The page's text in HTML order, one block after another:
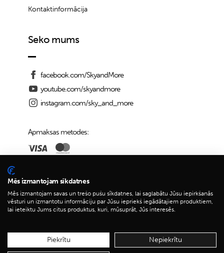
Kontaktinformācija
Seko mums
facebook.com/SkyandMore
youtube.com/skyandmore
instagram.com/sky_and_more
Apmaksas metodes:
Piegādes iespējas:
Mēs izmantojam sīkdatnes
Mēs izmantojam savas un trešo pušu sīkdatnes, lai saglabātu Jūsu iepirkšanās
vēsturi un izmantotu informāciju par Jūsu iepriekš iegādātajiem produktiem,
lai ieteiktu Jums citus produktus, kuri, mūsuprāt, Jūs interesēs.
Piekrītu Nepiekrītu